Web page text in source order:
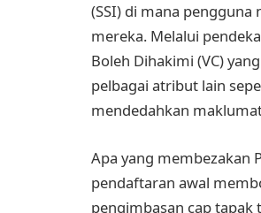
(SSI) di mana
mereka. Melalui
Boleh Dihakimi (VC)
pelbagai atribut lain
mendedahkan
Apa yang membezakan
pendaftaran awal
pengimbasan cap